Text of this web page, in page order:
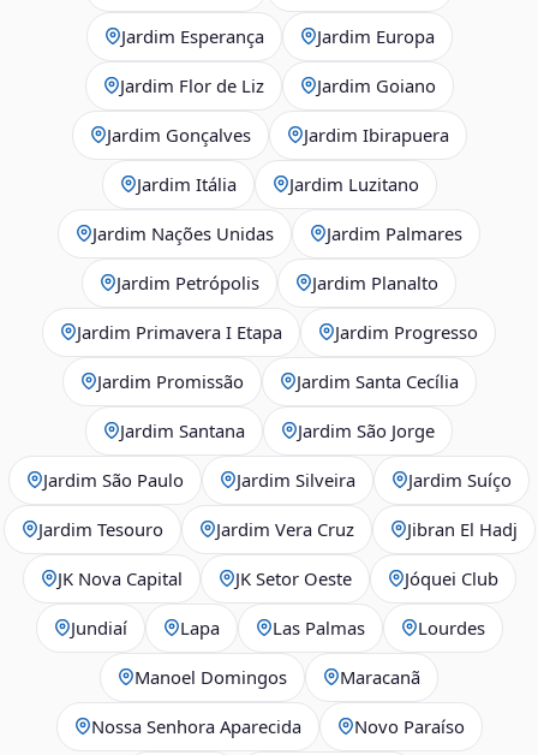
Jardim Esperança Jardim Europa
Jardim Flor de Liz Jardim Goiano
Jardim Gonçalves Jardim Ibirapuera
Jardim Itália Jardim Luzitano
Jardim Nações Unidas Jardim Palmares
Jardim Petrópolis Jardim Planalto
Jardim Primavera I Etapa Jardim Progresso
Jardim Promissão Jardim Santa Cecília
Jardim Santana Jardim São Jorge
Jardim São Paulo Jardim Silveira Jardim Suíço
Jardim Tesouro Jardim Vera Cruz Jibran El Hadj
JK Nova Capital JK Setor Oeste Jóquei Club
Jundiaí Lapa Las Palmas Lourdes
Manoel Domingos Maracanã
Nossa Senhora Aparecida Novo Paraíso